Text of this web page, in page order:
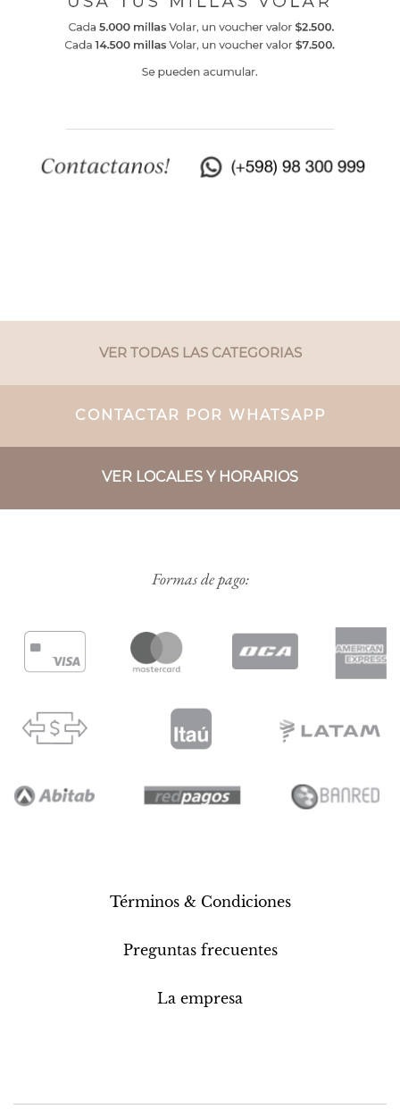
VER TODAS LAS CATEGORIAS
CONTACTAR POR WHATSAPP
VER LOCALES Y HORARIOS
Formas de pago:
Términos & Condiciones
Preguntas frecuentes
La empresa